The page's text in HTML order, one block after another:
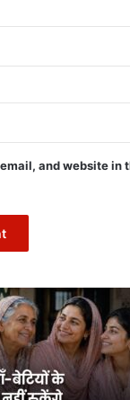
and website in